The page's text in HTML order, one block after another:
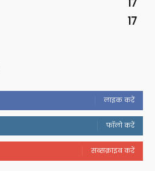
17
17
लाइक करें
फॉलो करें
सब्सक्राइब करें